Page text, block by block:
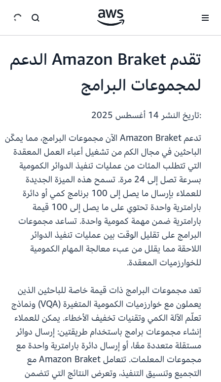
تقدم Amazon Braket الدعم
لمجموعات البرامج
:تاريخ النشر
تدعم Amazon Braket الآن مجموعات البرامج، مما يمكّن
الباحثين في مجال الكم من تشغيل أعباء العمل المعقدة
التي تتطلب المئات من عمليات تنفيذ الدوائر الكمومية
بسرعة تصل إلى 24 مرة. تسمح هذه الميزة الجديدة
للعملاء بإرسال ما يصل إلى 100 برنامج كمي أو دائرة
بارامترية واحدة تحتوي على ما يصل إلى 100 قيمة
بارامترية ضمن مهمة كمومية واحدة. تساعد مجموعات
البرامج على تقليل الوقت بين عمليات تنفيذ الدوائر
اللاحقة مما يقلل من عبء معالجة المهام الكمومية
للخوارزميات المعقدة.
تعد مجموعات البرامج ذات قيمة خاصة للباحثين الذين
يعملون مع خوارزميات الكمومية المتغيرة (VQA) ونماذج
تعلّم الآلة الكمي وتقنيات تخفيف الأخطاء. يمكن للعملاء
إنشاء مجموعات برامج باستخدام طريقتين: إرسال دوائر
مستقلة متعددة معًا، أو إرسال دائرة بارامترية واحدة مع
مجموعات المعلمات. تتعامل Amazon Braket مع
التجميع وتنسيق التنفيذ، وتعرض النتائج التي تتضمن